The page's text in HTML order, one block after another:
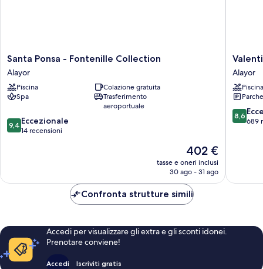
Santa
Ponsa
-
Fontenille
Collection
Santa Ponsa - Fontenille Collection
Alayor
Piscina
Colazione gratuita
Spa
Trasferimento
aeroportuale
9.4
su
9,4 Eccezionale
14 recensioni
Il
prezzo
attuale
402 €
402 €
tasse e oneri inclusi
30 ago - 31 ago
Valentin
Son
Bou
Alayor
Alayor
Piscina
8.6
su
8,6
689
Confronta strutture simili
Accedi per visualizzare gli extra e gli sconti idonei.
Prenotare conviene!
Accedi Iscriviti gratis